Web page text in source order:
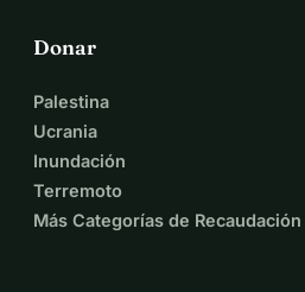
Donar
Palestina
Ucrania
Inundación
Terremoto
Más Categorías de Recaudación